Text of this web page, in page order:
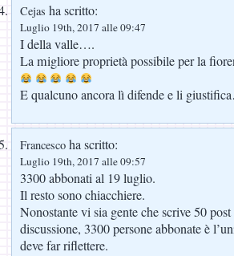
Cejas ha scritto:
Luglio 19th, 2017 alle 09:47
I della valle….
La migliore proprietà possibile per la
E qualcuno ancora lì difende e li
Francesco ha scritto:
Luglio 19th, 2017 alle 09:57
3300 abbonati al 19 luglio.
Il resto sono chiacchiere.
Nonostante vi sia gente che scrive 50
discussione, 3300 persone abbonate è
deve far riflettere.